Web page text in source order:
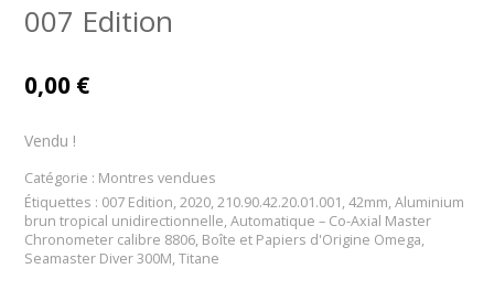
007 Edition
0,00 €
Vendu !
Catégorie : Montres vendues
Étiquettes : 007 Edition, 2020, 210.90.42.20.01.001, 42mm, Aluminium
brun tropical unidirectionnelle, Automatique – Co-Axial Master
Chronometer calibre 8806, Boîte et Papiers d'Origine Omega,
Seamaster Diver 300M, Titane